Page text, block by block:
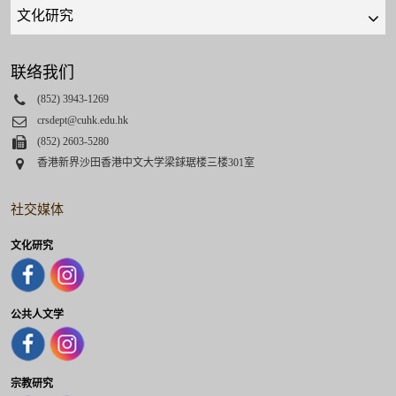
Quick
links
select
联络我们
Phone
(852) 3943-1269
Email
crsdept@cuhk.edu.hk
Fax(852) 2603-5280
Address
香港新界沙田香港中文大学梁銶琚楼三楼301室
社交媒体
文化研究
公共人文学
宗教研究